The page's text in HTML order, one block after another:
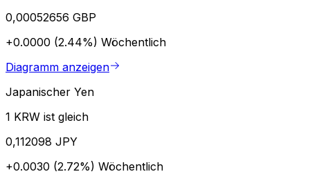
0,00052656 GBP
+0.0000 (2.44%) Wöchentlich
Diagramm anzeigen
Japanischer Yen
1 KRW ist gleich
0,112098 JPY
+0.0030 (2.72%) Wöchentlich